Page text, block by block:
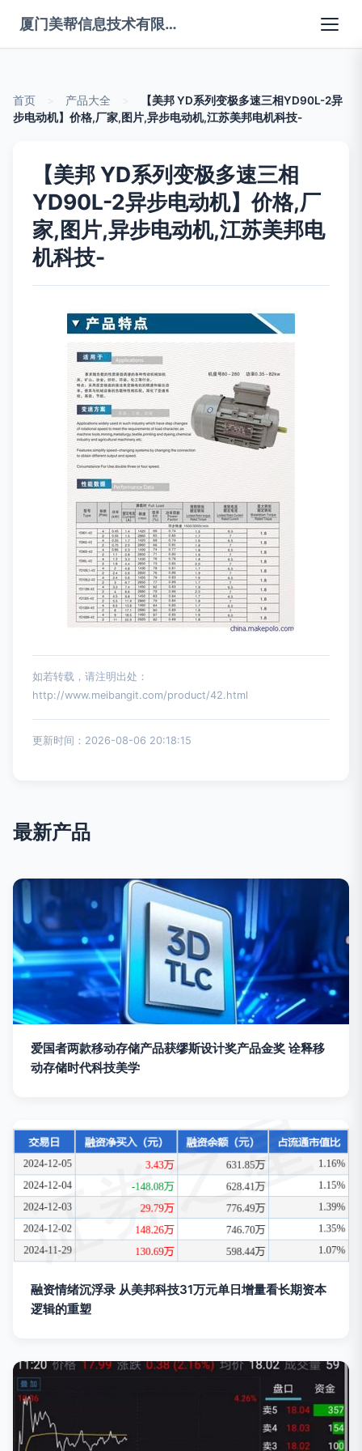
厦门美帮信息技术有限公司
首页 产品大全
【美邦 YD系列变极多速三相YD90L-2异
步电动机】价格,厂家,图片,异步电动机,江苏美邦电机科技-
【美邦 YD系列变极多速三相
YD90L-2异步电动机】价格,厂
家,图片,异步电动机,江苏美邦电
机科技-
如若转载，请注明出处：
http://www.meibangit.com/product/42.html
更新时间：2026-08-06 20:18:15
最新产品
爱国者两款移动存储产品获缪斯设计奖产品金奖 诠释移
动存储时代科技美学
融资情绪沉浮录 从美邦科技31万元单日增量看长期资本
逻辑的重塑